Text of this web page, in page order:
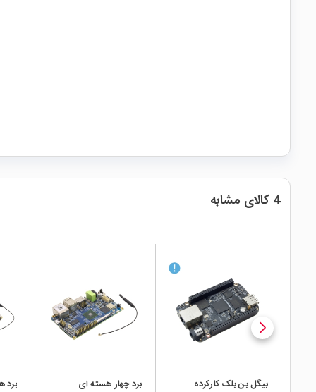
4 کالای مشابه
بیگل بن بلک کارکرده
برد چهار هسته ای